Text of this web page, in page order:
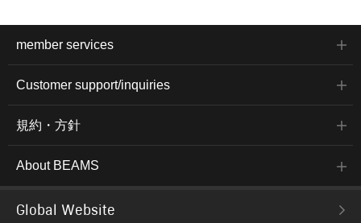
member services
Customer support/inquiries
規約・方針
About BEAMS
Global Website